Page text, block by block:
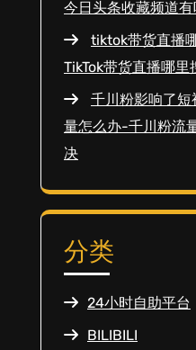
今日头条收藏频道有
tiktok带货直播
TikTok带货直播哪里
千川粉影响了短
量怎么办-千川粉流
决
分类
24小时自助平台
BILIBILI